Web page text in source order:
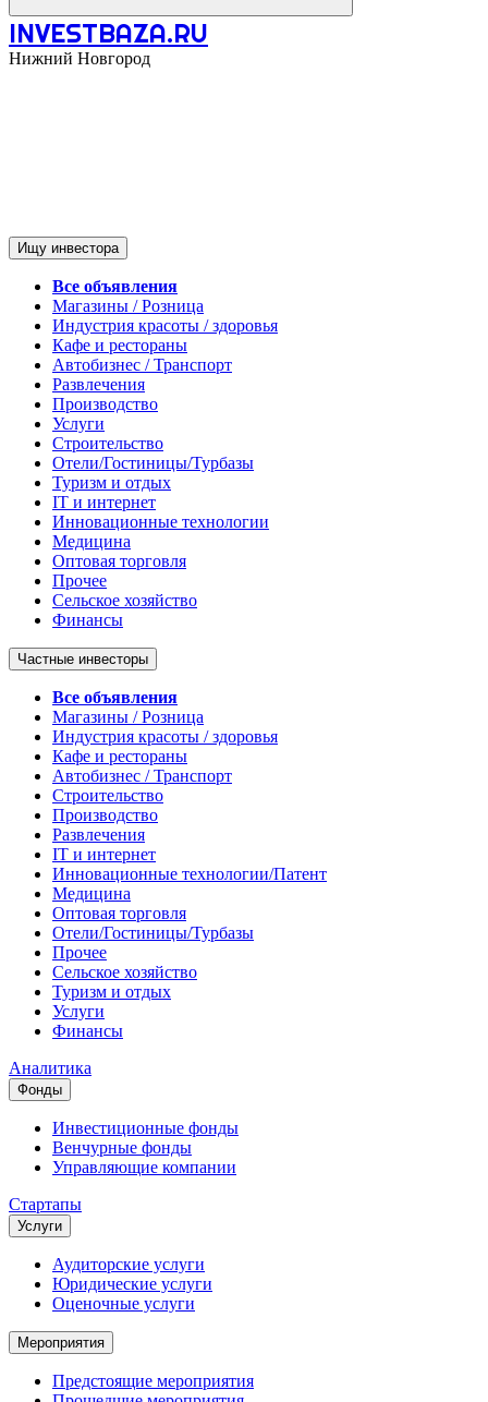
INVESTBAZA.RU
Нижний Новгород
Ищу инвестора
Все объявления
Магазины / Розница
Индустрия красоты / здоровья
Кафе и рестораны
Автобизнес / Транспорт
Развлечения
Производство
Услуги
Строительство
Отели/Гостиницы/Турбазы
Туризм и отдых
IT и интернет
Инновационные технологии
Медицина
Оптовая торговля
Прочее
Сельское хозяйство
Финансы
Частные инвесторы
Все объявления
Магазины / Розница
Индустрия красоты / здоровья
Кафе и рестораны
Автобизнес / Транспорт
Строительство
Производство
Развлечения
IT и интернет
Инновационные технологии/Патент
Медицина
Оптовая торговля
Отели/Гостиницы/Турбазы
Прочее
Сельское хозяйство
Туризм и отдых
Услуги
Финансы
Аналитика
Фонды
Инвестиционные фонды
Венчурные фонды
Управляющие компании
Стартапы
Услуги
Аудиторские услуги
Юридические услуги
Оценочные услуги
Мероприятия
Предстоящие мероприятия